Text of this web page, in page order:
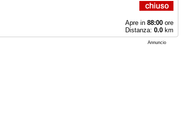
Apre in 88:00ore
Distanza: 0.0km
Annuncio